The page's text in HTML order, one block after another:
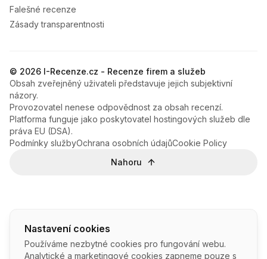
Nastavení cookies
Používáme nezbytné cookies pro fungování webu.
Analytické a marketingové cookies zapneme pouze s
Falešné recenze
Zásady transparentnosti
© 2026 I-Recenze.cz - Recenze firem a služeb
Obsah zveřejněný uživateli představuje jejich subjektivní
názory.
Provozovatel nenese odpovědnost za obsah recenzí.
Platforma funguje jako poskytovatel hostingových služeb dle
práva EU (DSA).
Podmínky službyOchrana osobních údajůCookie Policy
Nahoru